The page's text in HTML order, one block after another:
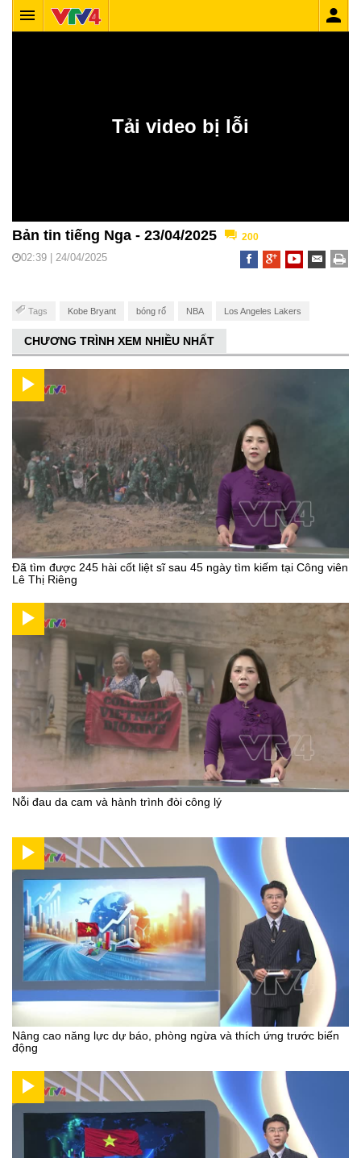
Bản tin tiếng Nga - 23/04/2025 200
02:39 | 24/04/2025
Tags Kobe Bryant bóng rổ NBA Los Angeles Lakers
CHƯƠNG TRÌNH XEM NHIỀU NHẤT
Đã tìm được 245 hài cốt liệt sĩ sau 45 ngày tìm kiếm tại Công viên
Lê Thị Riêng
Nỗi đau da cam và hành trình đòi công lý
Nâng cao năng lực dự báo, phòng ngừa và thích ứng trước biến
động